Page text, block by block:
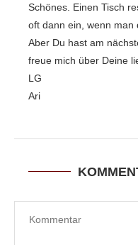
Schönes. Einen Tisch
oft dann ein, wenn man
Aber Du hast am
freue mich über Deine
LG
Ari